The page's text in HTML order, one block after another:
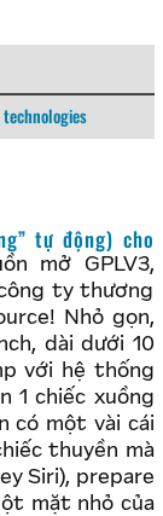
technologies
tự động) cho
mở GPLV3,
ty thương
Nhỏ gọn,
dài dưới 10
với hệ thống
1 chiếc xuồng
có một vài cái
thuyền mà
Siri), prepare
mặt nhỏ của